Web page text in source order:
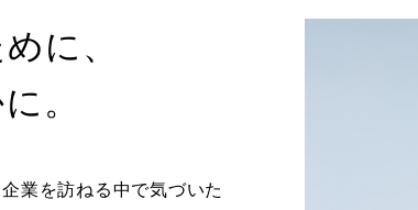
に、
。
業を訪ねる中で気づいた